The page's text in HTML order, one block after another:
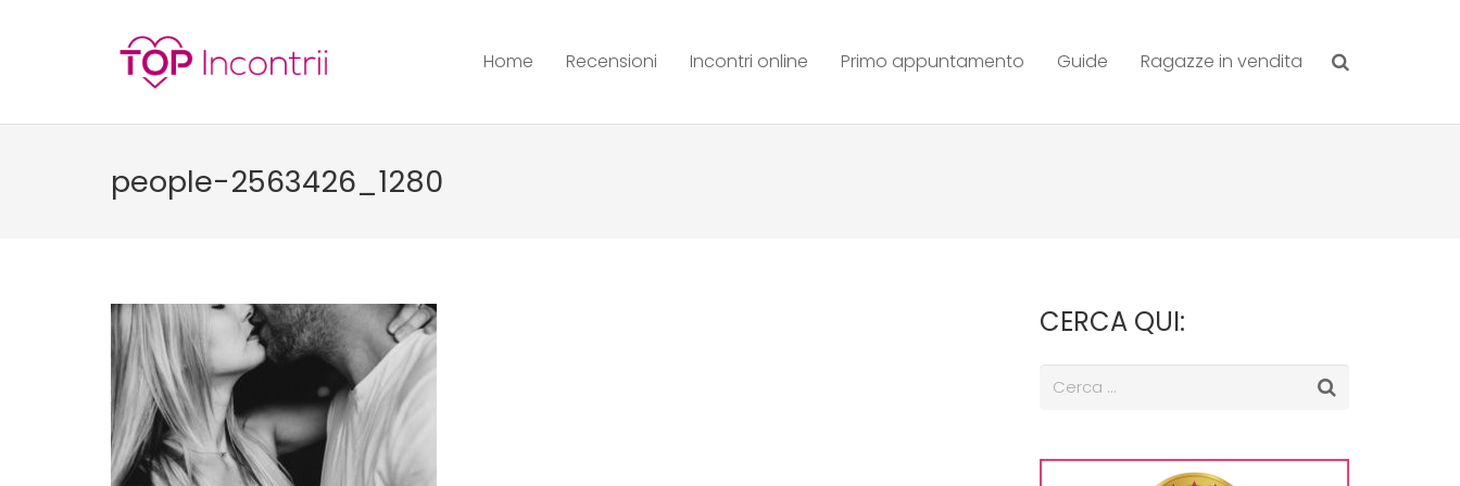
Home Recensioni Incontri online Primo appuntamento Guide Ragazze in vendita
people-2563426_1280
CERCA QUI: